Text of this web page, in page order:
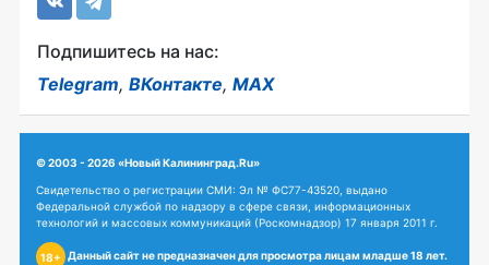
Подпишитесь на нас:
Telegram, ВКонтакте, MAX
© 2003 - 2026 «Новый Калининград.Ru»
Свидетельство о регистрации СМИ: Эл № ФС77-43520, выдано
Федеральной службой по надзору в сфере связи, информационных
технологий и массовых коммуникаций (Роскомнадзор) 17 января 2011 г.
18+ Данный сайт не предназначен для просмотра лицам младше 18 лет.